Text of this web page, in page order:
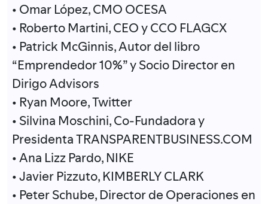
• Omar López, CMO OCESA
• Roberto Martini, CEO y CCO FLAGCX
• Patrick McGinnis, Autor del libro
“Emprendedor 10%” y Socio Director en
Dirigo Advisors
• Ryan Moore, Twitter
• Silvina Moschini, Co-Fundadora y
Presidenta TRANSPARENTBUSINESS.COM
• Ana Lizz Pardo, NIKE
• Javier Pizzuto, KIMBERLY CLARK
• Peter Schube, Director de Operaciones en